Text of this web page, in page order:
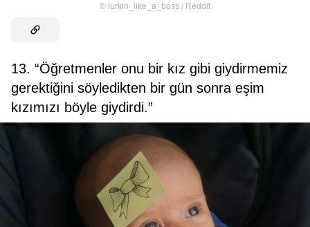
© lurkin_like_a_boss / Reddit
13. “Öğretmenler onu bir kız gibi giydirmemiz
gerektiğini söyledikten bir gün sonra eşim
kızımızı böyle giydirdi.”